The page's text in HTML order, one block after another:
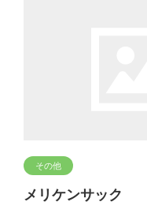
その他
メリケンサック